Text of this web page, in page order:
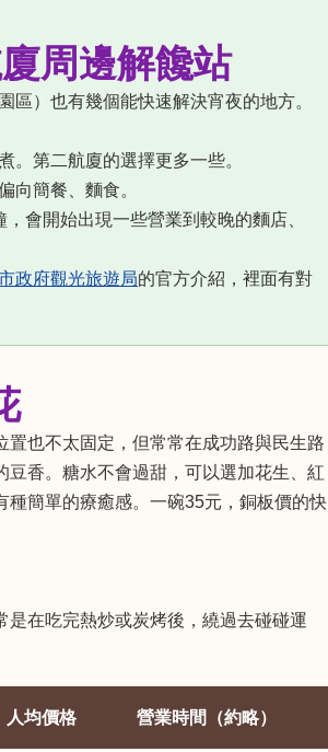
周邊解饞站
）也有幾個能快速解決宵夜的地方。
。第二航廈的選擇更多一些。
向簡餐、麵食。
會開始出現一些營業到較晚的麵店、
政府觀光旅遊局的官方介紹，裡面有對
也不太固定，但常常在成功路與民生路
香。糖水不會過甜，可以選加花生、紅
簡單的療癒感。一碗35元，銅板價的快
在吃完熱炒或炭烤後，繞過去碰碰運
人均價格 營業時間（約略）